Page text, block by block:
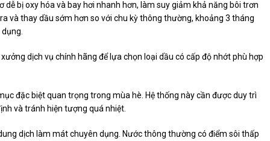
dễ bị oxy hóa và bay hơi nhanh hơn, làm suy giảm khả năng bôi trơn
và thay dầu sớm hơn so với chu kỳ thông thường, khoảng 3 tháng
dịch vụ chính hãng để lựa chọn loại dầu có cấp độ nhớt phù hợp
đặc biệt quan trọng trong mùa hè. Hệ thống này cần được duy trì
và tránh hiện tượng quá nhiệt.
dịch làm mát chuyên dụng. Nước thông thường có điểm sôi thấp